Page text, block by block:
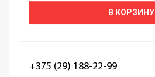
В КОРЗИНУ
+375 (29) 188-22-99